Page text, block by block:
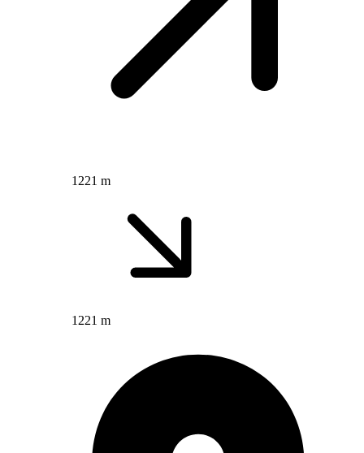
1221 m
1221 m